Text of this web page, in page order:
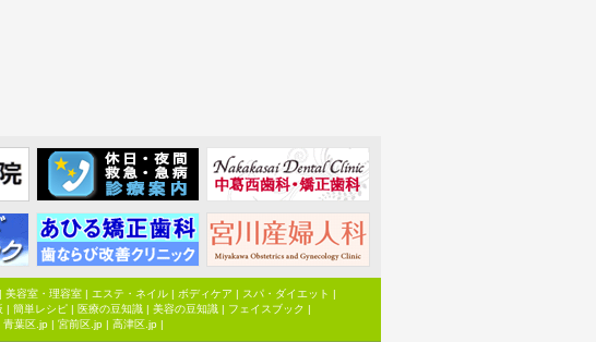
| 美容室・理容室| エステ・ネイル| ボディケア | スパ・ダイエット |
| 簡単レシピ| 医療の豆知識| 美容の豆知識| フェイスブック |
青葉区.jp | 宮前区.jp | 高津区.jp |